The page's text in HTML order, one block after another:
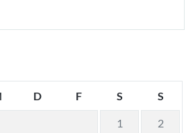
D F S S
1 2